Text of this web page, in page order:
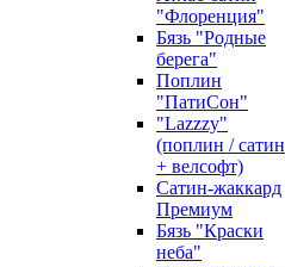
"Флоренция"
Бязь "Родные
берега"
Поплин
"ПатиСон"
"Lazzzy"
(поплин / сатин
+ велсофт)
Сатин-жаккард
Премиум
Бязь "Краски
неба"